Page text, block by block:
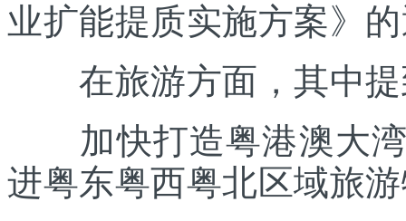
业扩能提质实施方案》
在旅游方面，其中提
加快打造粤港澳大湾
进粤东粤西粤北区域旅